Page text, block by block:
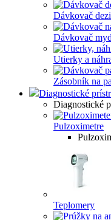
Dávkovač
Dávkovač
Utierky a
Zásobník na
Diagnostické
Diagnostické
Pulzoximetre
Teplomery